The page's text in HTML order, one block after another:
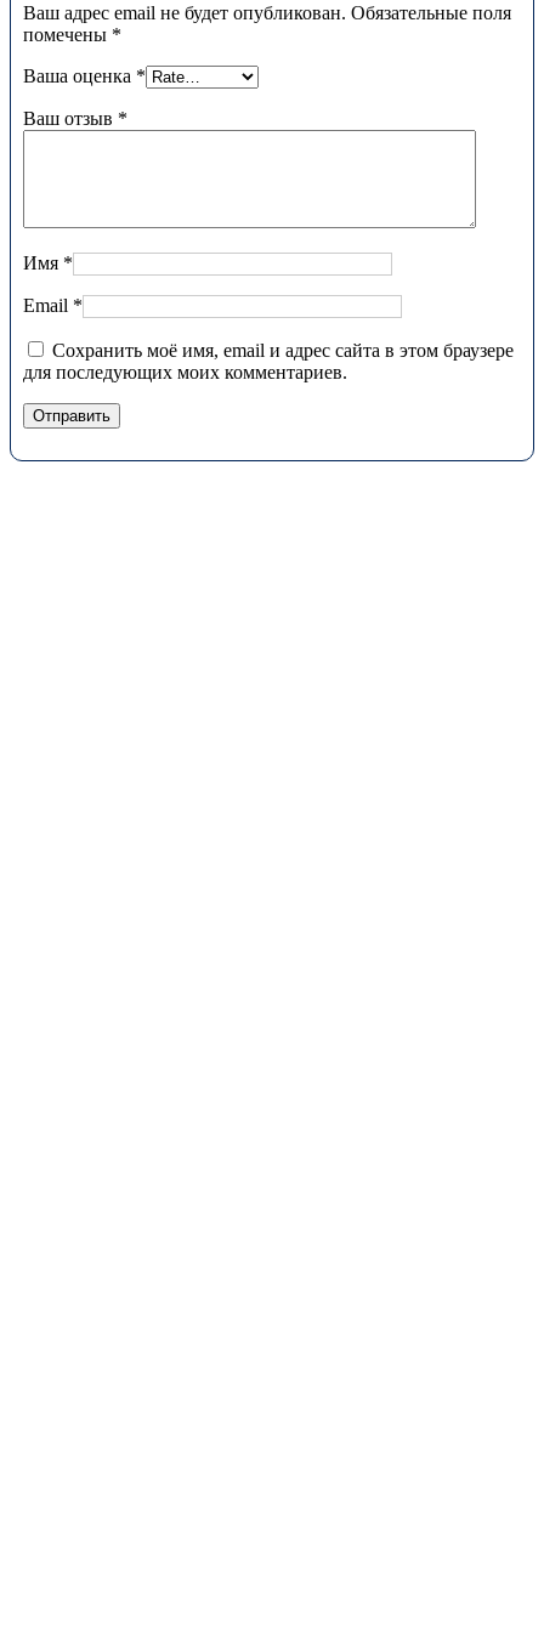
Ваш адрес email не будет опубликован. Обязательные поля
помечены *
Ваша оценка *
Ваш отзыв *
Имя *
Email *
Сохранить моё имя, email и адрес сайта в этом браузере
для последующих моих комментариев.
Отправить